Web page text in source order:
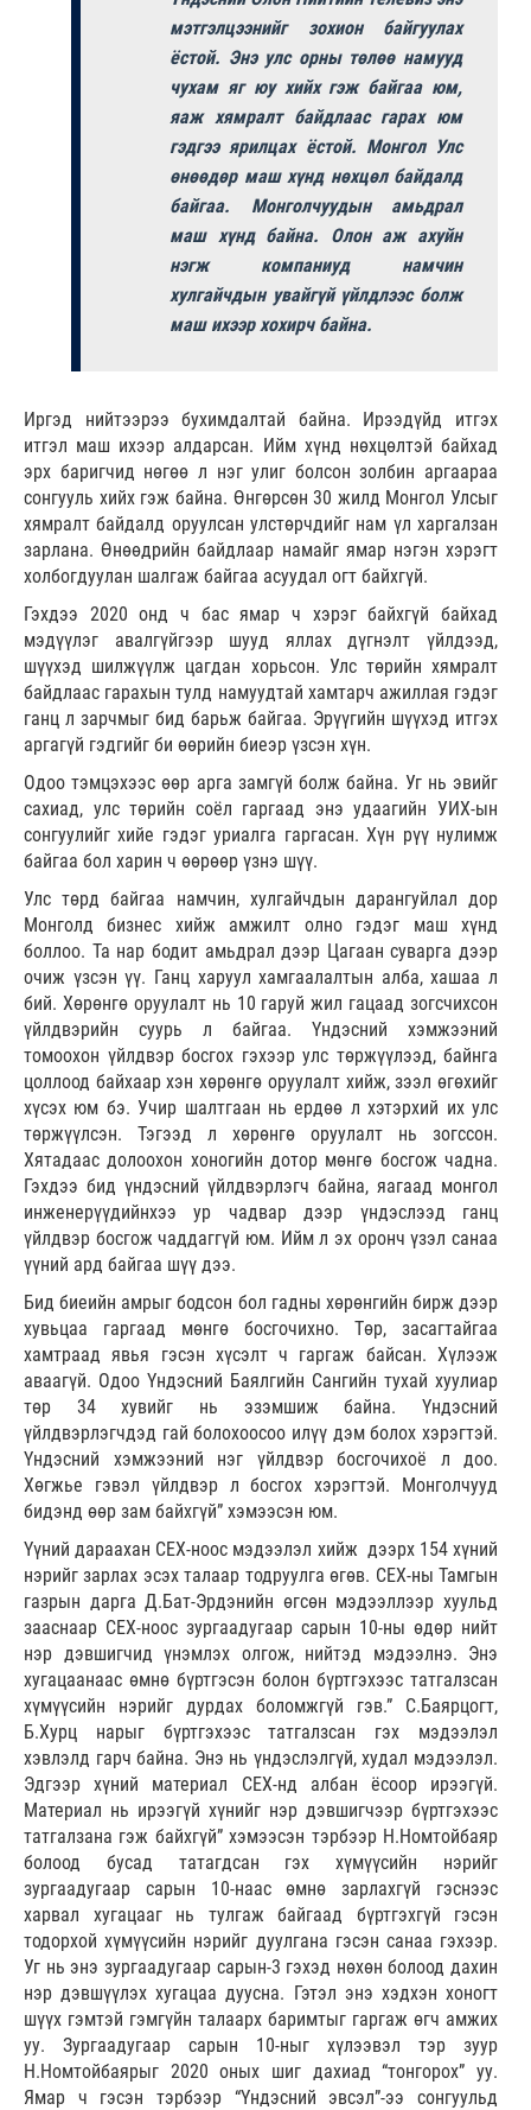
мэтгэлцээнийг зохион байгуулах
ёстой. Энэ улс орны төлөө намууд
чухам яг юу хийх гэж байгаа юм,
яаж хямралт байдлаас гарах юм
гэдгээ ярилцах ёстой. Монгол Улс
өнөөдөр маш хүнд нөхцөл байдалд
байгаа. Монголчуудын амьдрал
маш хүнд байна. Олон аж ахуйн
нэгж компаниуд намчин
хулгайчдын увайгүй үйлдлээс болж
маш ихээр хохирч байна.
Иргэд нийтээрээ бухимдалтай байна. Ирээдүйд итгэх
итгэл маш ихээр алдарсан. Ийм хүнд нөхцөлтэй байхад
эрх баригчид нөгөө л нэг улиг болсон золбин аргаараа
сонгууль хийх гэж байна. Өнгөрсөн 30 жилд Монгол Улсыг
хямралт байдалд оруулсан улстөрчдийг нам үл харгалзан
зарлана. Өнөөдрийн байдлаар намайг ямар нэгэн хэрэгт
холбогдуулан шалгаж байгаа асуудал огт байхгүй.
Гэхдээ 2020 онд ч бас ямар ч хэрэг байхгүй байхад
мэдүүлэг авалгүйгээр шууд яллах дүгнэлт үйлдээд,
шүүхэд шилжүүлж цагдан хорьсон. Улс төрийн хямралт
байдлаас гарахын тулд намуудтай хамтарч ажиллая гэдэг
ганц л зарчмыг бид барьж байгаа. Эрүүгийн шүүхэд итгэх
аргагүй гэдгийг би өөрийн биеэр үзсэн хүн.
Одоо тэмцэхээс өөр арга замгүй болж байна. Уг нь эвийг
сахиад, улс төрийн соёл гаргаад энэ удаагийн УИХ-ын
сонгуулийг хийе гэдэг уриалга гаргасан. Хүн рүү нулимж
байгаа бол харин ч өөрөөр үзнэ шүү.
Улс төрд байгаа намчин, хулгайчдын дарангуйлал дор
Монголд бизнес хийж амжилт олно гэдэг маш хүнд
боллоо. Та нар бодит амьдрал дээр Цагаан суварга дээр
очиж үзсэн үү. Ганц харуул хамгаалалтын алба, хашаа л
бий. Хөрөнгө оруулалт нь 10 гаруй жил гацаад зогсчихсон
үйлдвэрийн суурь л байгаа. Үндэсний хэмжээний
томоохон үйлдвэр босгох гэхээр улс төржүүлээд, байнга
цоллоод байхаар хэн хөрөнгө оруулалт хийж, зээл өгөхийг
хүсэх юм бэ. Учир шалтгаан нь ердөө л хэтэрхий их улс
төржүүлсэн. Тэгээд л хөрөнгө оруулалт нь зогссон.
Хятадаас долоохон хоногийн дотор мөнгө босгож чадна.
Гэхдээ бид үндэсний үйлдвэрлэгч байна, яагаад монгол
инженерүүдийнхээ ур чадвар дээр үндэслээд ганц
үйлдвэр босгож чаддаггүй юм. Ийм л эх оронч үзэл санаа
үүний ард байгаа шүү дээ.
Бид биеийн амрыг бодсон бол гадны хөрөнгийн бирж дээр
хувьцаа гаргаад мөнгө босгочихно. Төр, засагтайгаа
хамтраад явья гэсэн хүсэлт ч гаргаж байсан. Хүлээж
аваагүй. Одоо Үндэсний Баялгийн Сангийн тухай хуулиар
төр 34 хувийг нь эзэмшиж байна. Үндэсний
үйлдвэрлэгчдэд гай болохоосоо илүү дэм болох хэрэгтэй.
Үндэсний хэмжээний нэг үйлдвэр босгочихоё л доо.
Хөгжье гэвэл үйлдвэр л босгох хэрэгтэй. Монголчууд
бидэнд өөр зам байхгүй” хэмээсэн юм.
Үүний дараахан СЕХ-ноос мэдээлэл хийж дээрх 154 хүний
нэрийг зарлах эсэх талаар тодруулга өгөв. СЕХ-ны Тамгын
газрын дарга Д.Бат-Эрдэнийн өгсөн мэдээллээр хуульд
зааснаар СЕХ-ноос зургаадугаар сарын 10-ны өдөр нийт
нэр дэвшигчид үнэмлэх олгож, нийтэд мэдээлнэ. Энэ
хугацаанаас өмнө бүртгэсэн болон бүртгэхээс татгалзсан
хүмүүсийн нэрийг дурдах боломжгүй гэв.” С.Баярцогт,
Б.Хурц нарыг бүртгэхээс татгалзсан гэх мэдээлэл
хэвлэлд гарч байна. Энэ нь үндэслэлгүй, худал мэдээлэл.
Эдгээр хүний материал СЕХ-нд албан ёсоор ирээгүй.
Материал нь ирээгүй хүнийг нэр дэвшигчээр бүртгэхээс
татгалзана гэж байхгүй” хэмээсэн тэрбээр Н.Номтойбаяр
болоод бусад татагдсан гэх хүмүүсийн нэрийг
зургаадугаар сарын 10-наас өмнө зарлахгүй гэснээс
харвал хугацааг нь тулгаж байгаад бүртгэхгүй гэсэн
тодорхой хүмүүсийн нэрийг дуулгана гэсэн санаа гэхээр.
Уг нь энэ зургаадугаар сарын-3 гэхэд нөхөн болоод дахин
нэр дэвшүүлэх хугацаа дуусна. Гэтэл энэ хэдхэн хоногт
шүүх гэмтэй гэмгүйн талаарх баримтыг гаргаж өгч амжих
уу. Зургаадугаар сарын 10-ныг хүлээвэл тэр зуур
Н.Номтойбаярыг 2020 оных шиг дахиад “тонгорох” уу.
Ямар ч гэсэн тэрбээр “Үндэсний эвсэл”-ээ сонгуульд